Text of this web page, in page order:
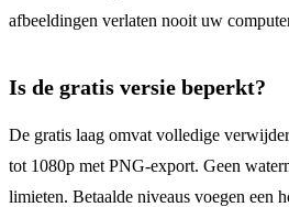
afbeeldingen verlaten nooit uw
Is de gratis versie beperkt?
De gratis laag omvat volledige
tot 1080p met PNG-export. Geen
limieten. Betaalde niveaus voegen een